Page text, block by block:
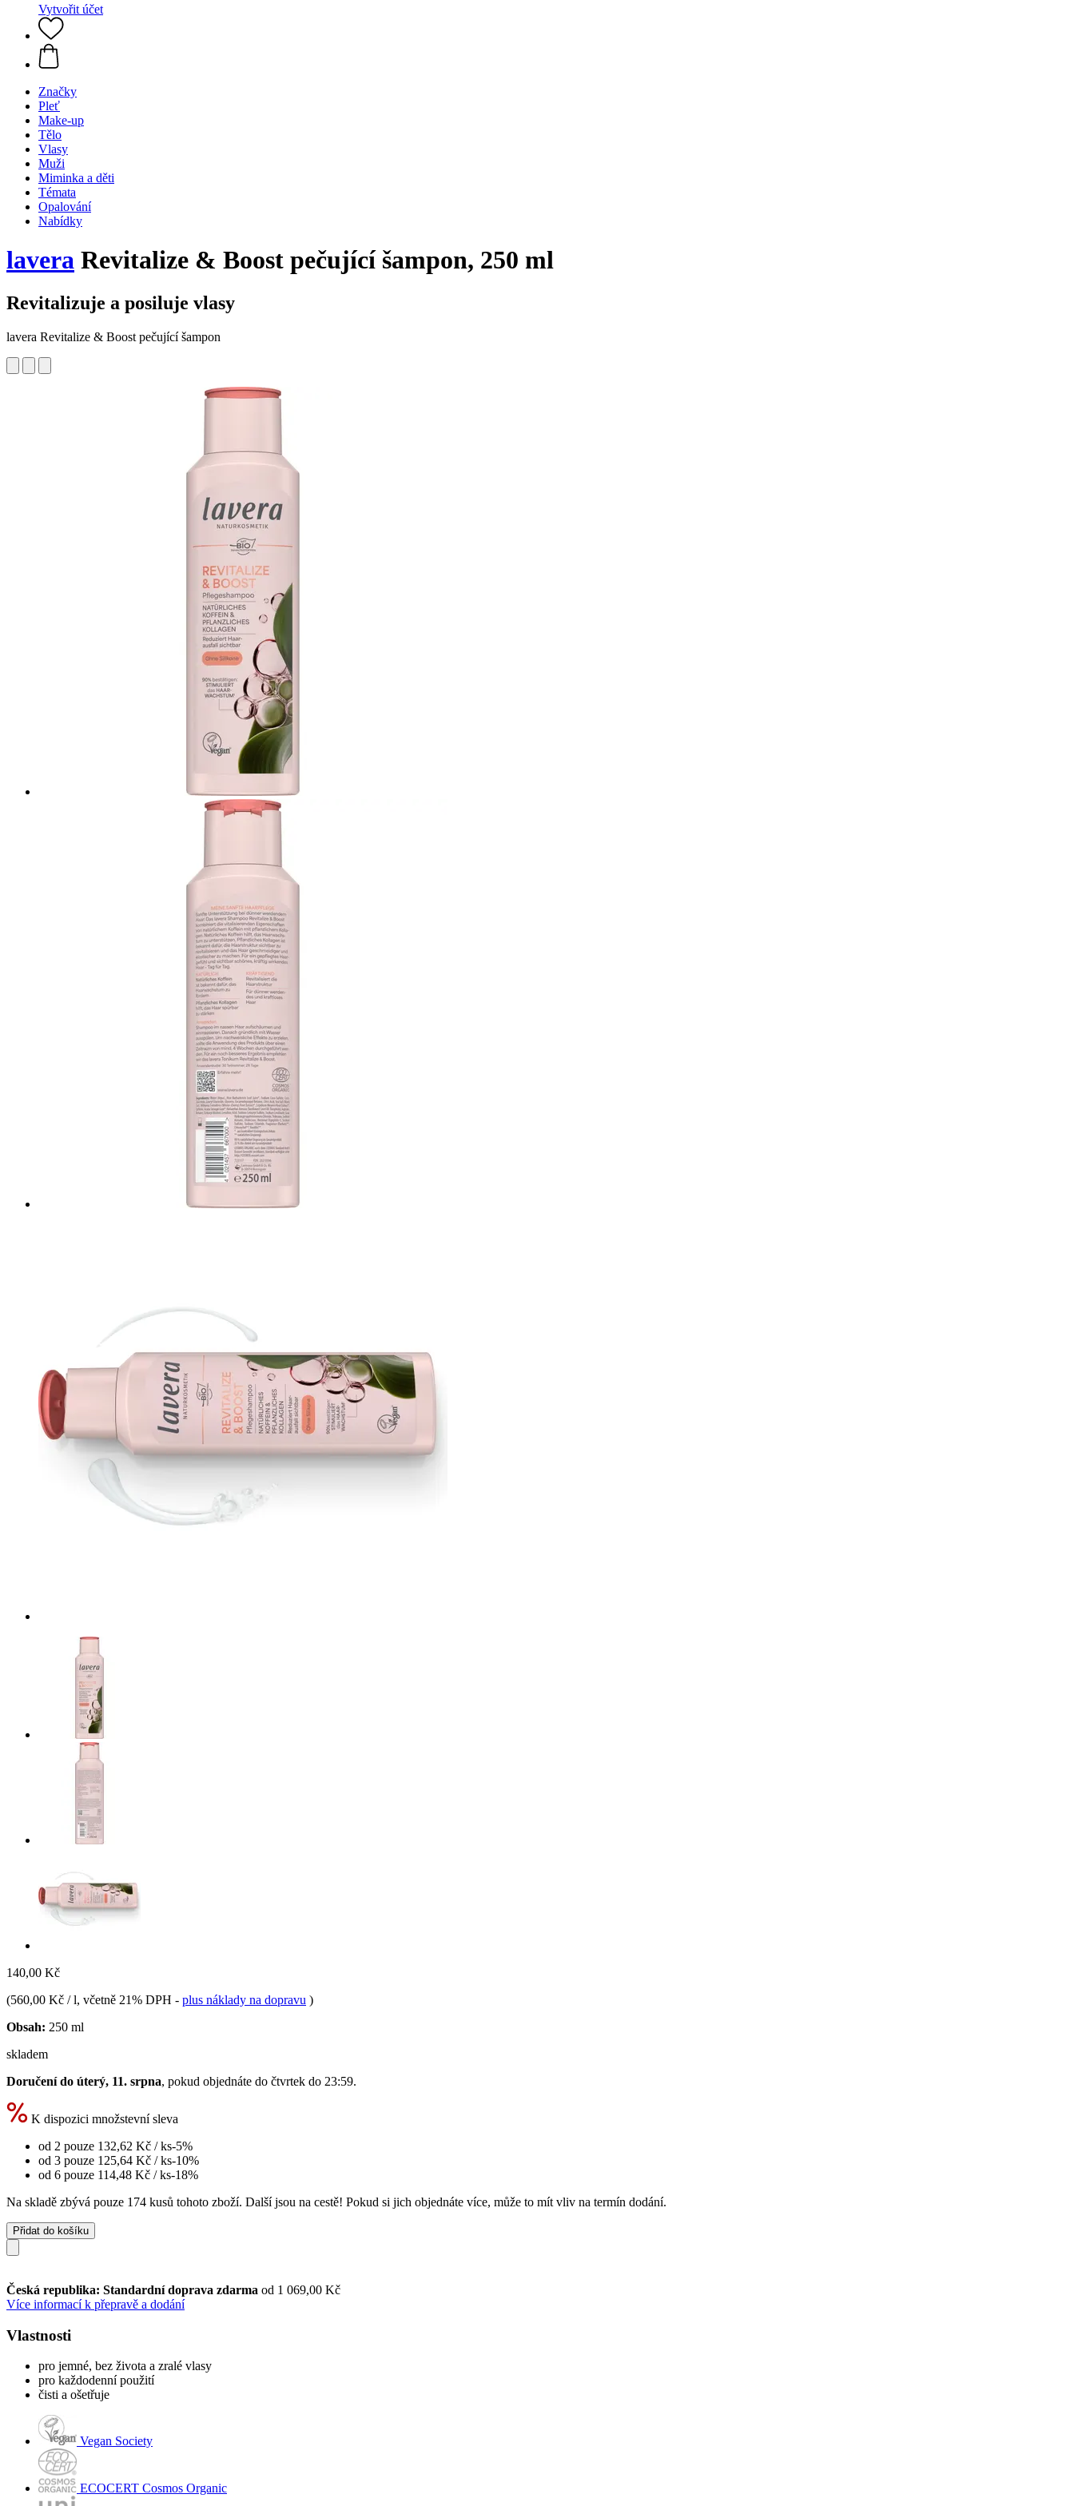
Vytvořit účet
Značky
Pleť
Make-up
Tělo
Vlasy
Muži
Miminka a děti
Témata
Opalování
Nabídky
lavera Revitalize & Boost pečující šampon, 250 ml
Revitalizuje a posiluje vlasy
lavera Revitalize & Boost pečující šampon
140,00 Kč
(560,00 Kč / l, včetně 21% DPH - plus náklady na dopravu )
Obsah: 250 ml
skladem
Doručení do úterý, 11. srpna, pokud objednáte do čtvrtek do 23:59.
K dispozici množstevní sleva
od 2 pouze 132,62 Kč / ks-5%
od 3 pouze 125,64 Kč / ks-10%
od 6 pouze 114,48 Kč / ks-18%
Na skladě zbývá pouze 174 kusů tohoto zboží. Další jsou na cestě! Pokud si jich objednáte více, může to mít vliv na termín dodání.
Přidat do košíku
Česká republika: Standardní doprava zdarma od 1 069,00 Kč
Více informací k přepravě a dodání
Vlastnosti
pro jemné, bez života a zralé vlasy
pro každodenní použití
čisti a ošetřuje
Vegan Society
ECOCERT Cosmos Organic